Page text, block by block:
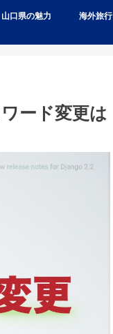
山口県の魅力 海外旅行
ード変更は